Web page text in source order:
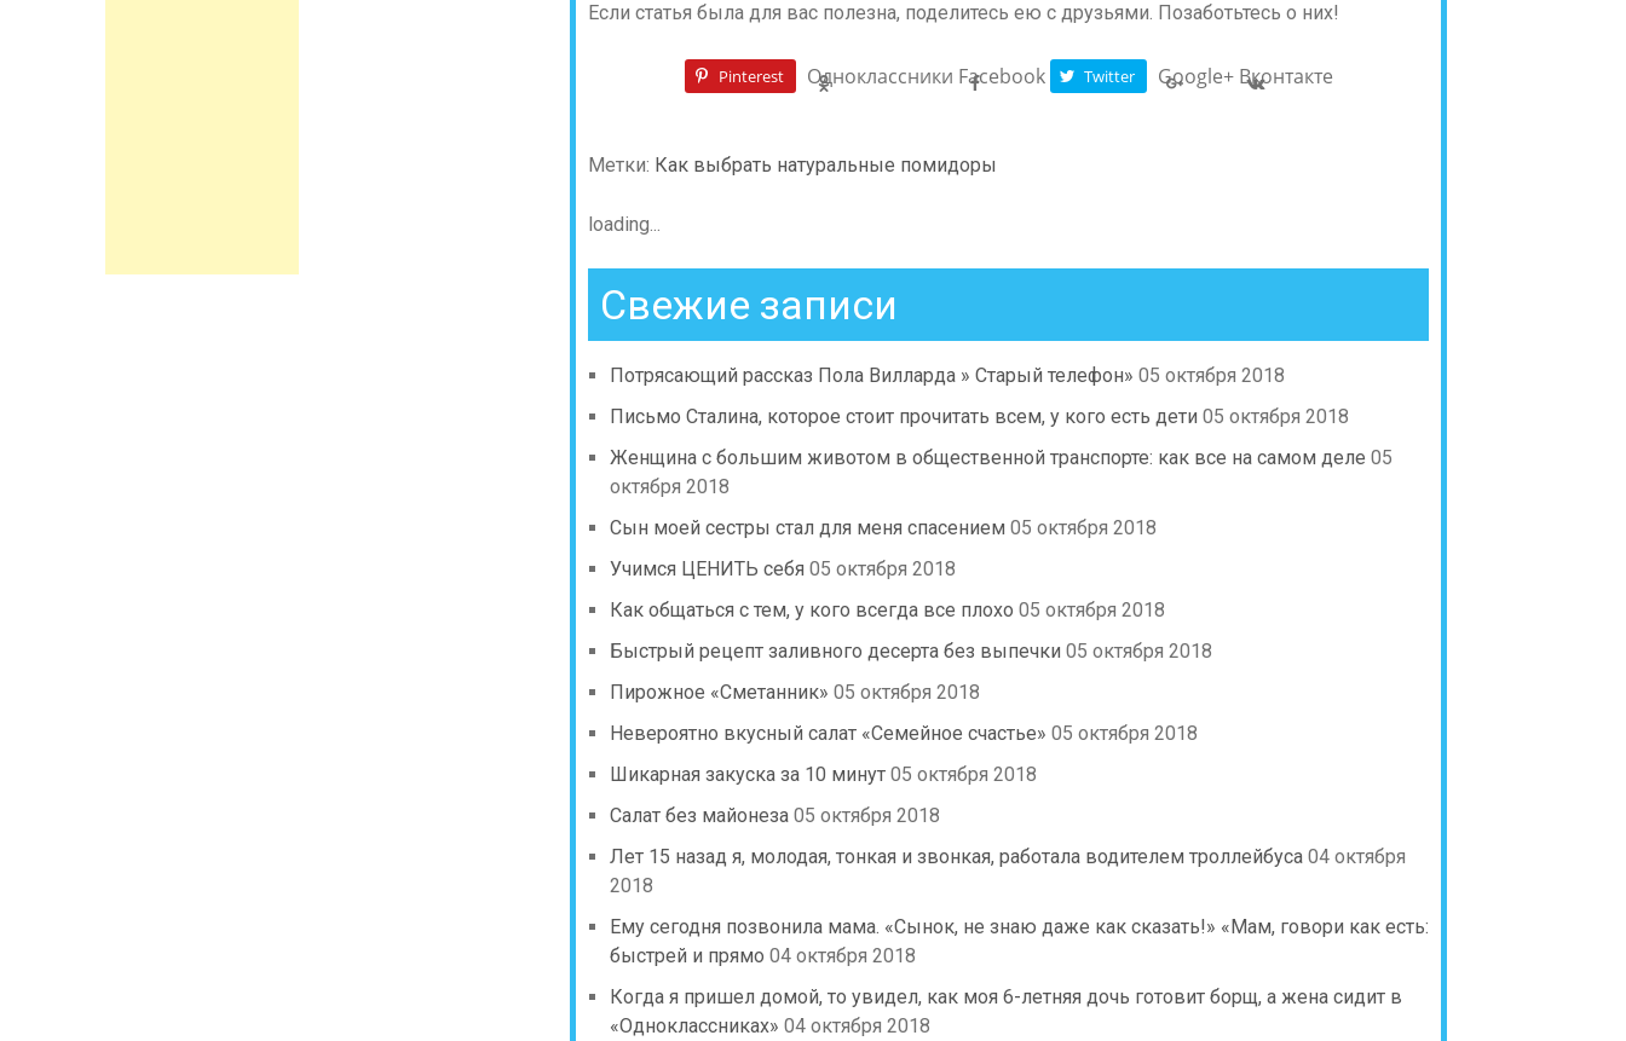
Если статья была для вас полезна, поделитесь ею с друзьями. Позаботьтесь о них!
Pinterest Одноклассники Facebook Twitter Google+ Вконтакте
Метки: Как выбрать натуральные помидоры
loading...
Свежие записи
Потрясающий рассказ Пола Вилларда » Старый телефон» 05 октября 2018
Письмо Сталина, которое стоит прочитать всем, у кого есть дети 05 октября 2018
Женщина с большим животом в общественной транспорте: как все на самом деле 05
октября 2018
Сын моей сестры стал для меня спасением 05 октября 2018
Учимся ЦЕНИТЬ себя 05 октября 2018
Как общаться с тем, у кого всегда все плохо 05 октября 2018
Быстрый рецепт заливного десерта без выпечки 05 октября 2018
Пирожное «Сметанник» 05 октября 2018
Невероятно вкусный салат «Семейное счастье» 05 октября 2018
Шикарная закуска за 10 минут 05 октября 2018
Салат без майонеза 05 октября 2018
Лет 15 назад я, молодая, тонкая и звонкая, работала водителем троллейбуса 04 октября
2018
Ему сегодня позвонила мама. «Сынок, не знаю даже как сказать!» «Мам, говори как есть:
быстрей и прямо 04 октября 2018
Когда я пришел домой, то увидел, как моя 6-летняя дочь готовит борщ, а жена сидит в
«Одноклассниках» 04 октября 2018